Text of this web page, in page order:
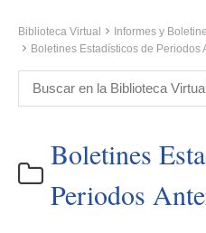
Biblioteca Virtual
Informes y
Boletines Estadísticos de Periodos
Boletines
Periodos